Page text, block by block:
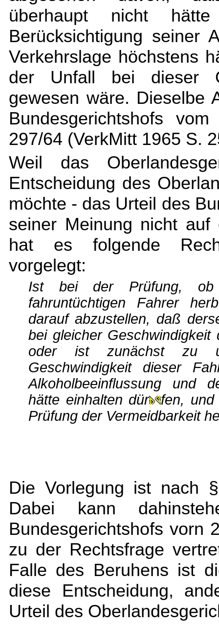
überhaupt nicht
Berücksichtigung seiner
Verkehrslage höchstens
der Unfall bei dieser
gewesen wäre. Dieselbe
Bundesgerichtshofs
297/64 (VerkMitt 1965 S.
Weil das
Entscheidung des
möchte - das Urteil des
seiner Meinung nicht auf
hat es folgende
vorgelegt:
Ist bei der Prüfung, ob
fahruntüchtigen Fahrer
darauf abzustellen, daß
bei gleicher
oder ist zunächst zu
Geschwindigkeit dieser
Alkoholbeeinflussung und
hätte einhalten dür
fen, und
Prüfung der Vermeidbarkeit
Die Vorlegung ist nach
Dabei kann
Bundesgerichtshofs vorn
zu der Rechtsfrage
Falle des Beruhens ist
diese Entscheidung,
Urteil des